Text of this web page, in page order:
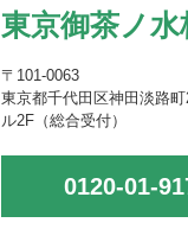
東京御茶ノ水
〒101-0063
東京都千代田区神田淡路
ル2F（総合受付）
0120-01-